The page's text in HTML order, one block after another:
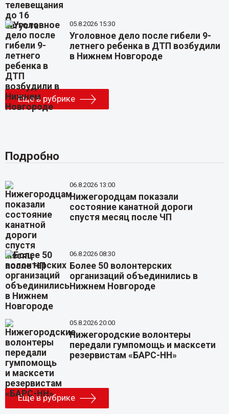
05.8.2026 15:30
Уголовное дело после гибели 9-
летнего ребенка в ДТП возбудили
в Нижнем Новгороде
Еще в рубрике
Подробно
06.8.2026 13:00
Нижегородцам показали
состояние канатной дороги
спустя месяц после ЧП
06.8.2026 08:30
Более 50 волонтерских
организаций объединились в
Нижнем Новгороде
05.8.2026 20:00
Нижегородские волонтеры
передали гумпомощь и масксети
резервистам «БАРС-НН»
Еще в рубрике